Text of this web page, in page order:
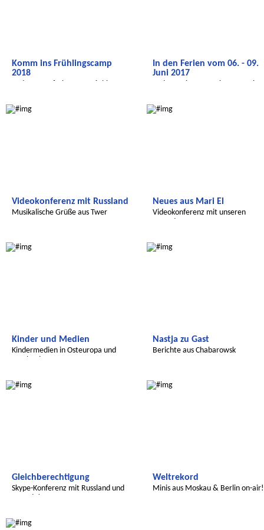
Komm ins Frühlingscamp
2018
In den Ferien vom 06. - 09.
Juni 2017
Videokonferenz mit Russland
Musikalische Grüße aus Twer
Neues aus Mari El
Videokonferenz mit unseren
Kinder und Medien
Kindermedien in Osteuropa und
Nastja zu Gast
Berichte aus Chabarowsk
Gleichberechtigung
Skype-Konferenz mit Russland und
Weltrekord
Minis aus Moskau & Berlin on-air!